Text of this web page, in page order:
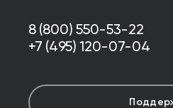
8 (800) 550-53-22
+7 (495) 120-07-04